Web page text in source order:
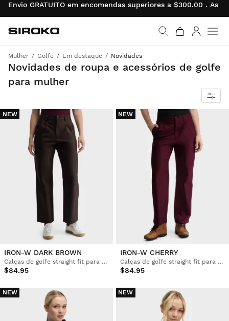
Envio GRATUITO em encomendas superiores a $300.00 . As
Ir para a página inicial
Siroko.com
Mulher Golfe Em destaque Novidades
Novidades de roupa e acessórios de golfe
para mulher
Compra já a mais recente coleção de golfe para um estilo perfeito no campo e não só.
NEW
IRON-W DARK BROWN
Calças de golfe straight fit para mulher
$84.95
NEW
IRON-W CHERRY
Calças de golfe straight fit para mulher
$84.95
NEW NEW